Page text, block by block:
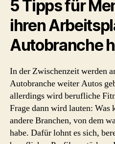
5 Tipps für
ihren
Autobranche
In der Zwischenzeit werden
Autobranche weiter Autos
allerdings wird berufliche
Frage dann wird lauten: Was
andere Branchen, von dem
habe. Dafür lohnt es sich,